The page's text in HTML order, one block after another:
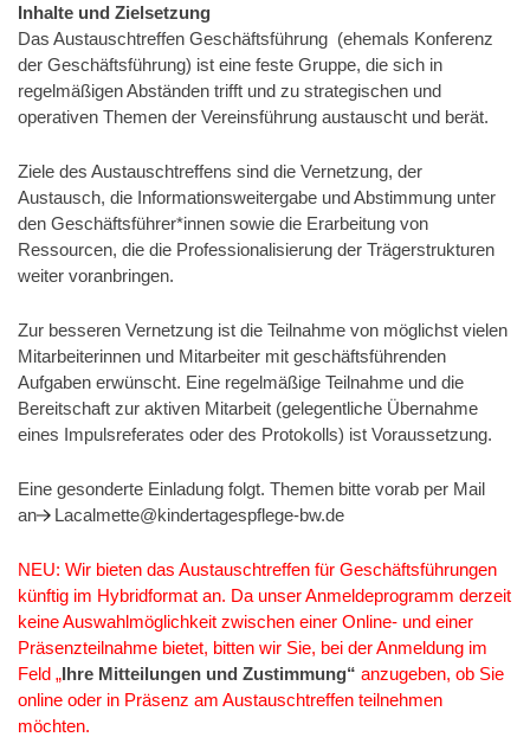
Inhalte und Zielsetzung
Das Austauschtreffen Geschäftsführung (ehemals Konferenz
der Geschäftsführung) ist eine feste Gruppe, die sich in
regelmäßigen Abständen trifft und zu strategischen und
operativen Themen der Vereinsführung austauscht und berät.
Ziele des Austauschtreffens sind die Vernetzung, der
Austausch, die Informationsweitergabe und Abstimmung unter
den Geschäftsführer*innen sowie die Erarbeitung von
Ressourcen, die die Professionalisierung der Trägerstrukturen
weiter voranbringen.
Zur besseren Vernetzung ist die Teilnahme von möglichst vielen
Mitarbeiterinnen und Mitarbeiter mit geschäftsführenden
Aufgaben erwünscht. Eine regelmäßige Teilnahme und die
Bereitschaft zur aktiven Mitarbeit (gelegentliche Übernahme
eines Impulsreferates oder des Protokolls) ist Voraussetzung.
Eine gesonderte Einladung folgt. Themen bitte vorab per Mail
an
Lacalmette@kindertagespflege-bw.de
NEU: Wir bieten das Austauschtreffen für Geschäftsführungen
künftig im Hybridformat an. Da unser Anmeldeprogramm derzeit
keine Auswahlmöglichkeit zwischen einer Online- und einer
Präsenzteilnahme bietet, bitten wir Sie, bei der Anmeldung im
Feld „ Ihre Mitteilungen und Zustimmung“ anzugeben, ob Sie
online oder in Präsenz am Austauschtreffen teilnehmen
möchten.